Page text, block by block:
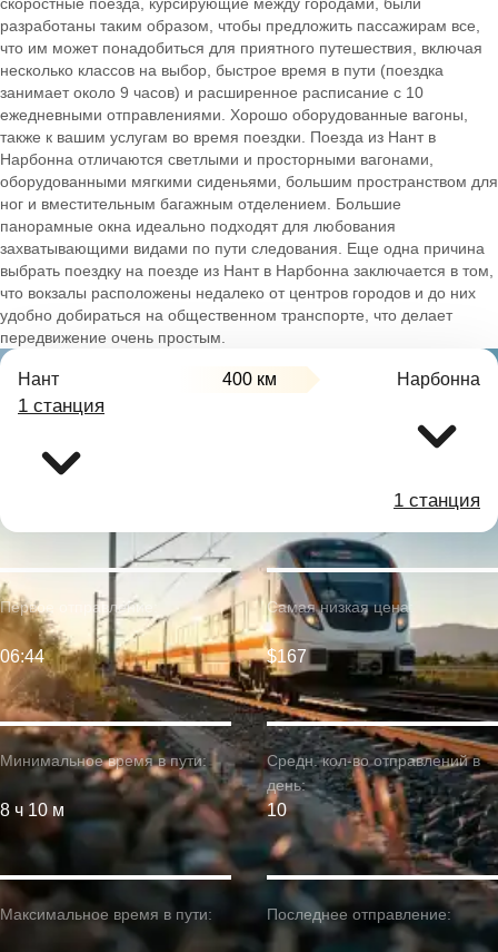
разработаны таким образом, чтобы предложить пассажирам все,
что им может понадобиться для приятного путешествия, включая
несколько классов на выбор, быстрое время в пути (поездка
занимает около 9 часов) и расширенное расписание с 10
ежедневными отправлениями. Хорошо оборудованные вагоны,
также к вашим услугам во время поездки. Поезда из Нант в
Нарбонна отличаются светлыми и просторными вагонами,
оборудованными мягкими сиденьями, большим пространством для
ног и вместительным багажным отделением. Большие
панорамные окна идеально подходят для любования
захватывающими видами по пути следования. Еще одна причина
выбрать поездку на поезде из Нант в Нарбонна заключается в том,
что вокзалы расположены недалеко от центров городов и до них
удобно добираться на общественном транспорте, что делает
передвижение очень простым.
Нант 400 км Нарбонна
1 станция
1 станция
Минимальное время в пути:
8 ч 10 м
Первое отправление:
06:44
Максимальное время в пути:
Самая низкая цена:
$167
Средн. кол-во отправлений в
день:
10
Последнее отправление: